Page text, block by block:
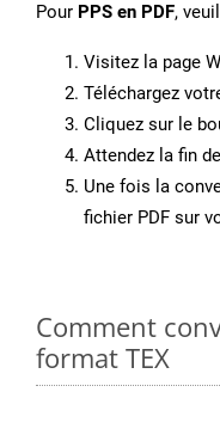
Pour PPS en PDF,
Visitez la page
Téléchargez
Cliquez sur le
Attendez la fin
Une fois la
fichier PDF sur
Comment
format TEX